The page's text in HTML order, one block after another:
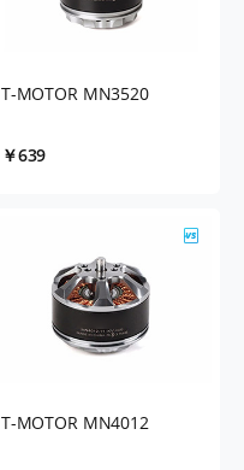
T-MOTOR MN3520
￥639
T-MOTOR MN4012